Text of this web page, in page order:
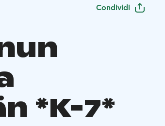
Condividi
*K-7*